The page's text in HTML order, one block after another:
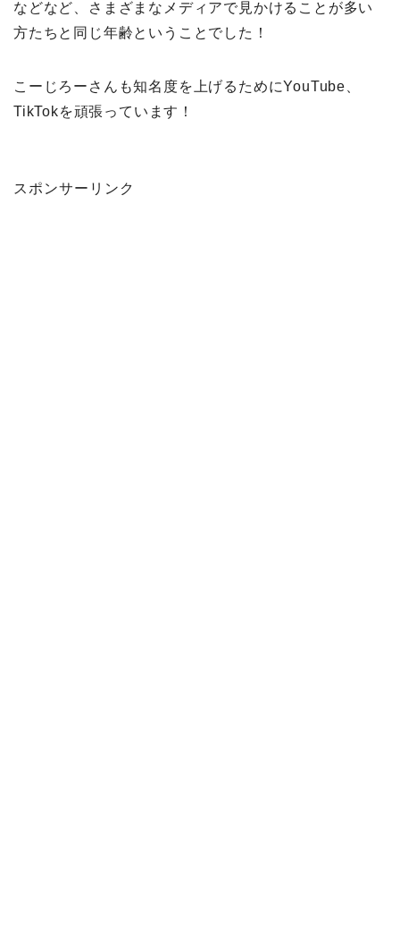
などなど、さまざまなメディアで見かけることが多い
方たちと同じ年齢ということでした！
こーじろーさんも知名度を上げるためにYouTube、
TikTokを頑張っています！
スポンサーリンク